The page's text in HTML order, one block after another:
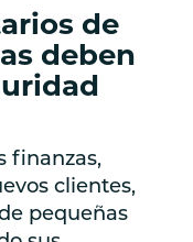
de
deben
finanzas,
clientes,
pequeñas